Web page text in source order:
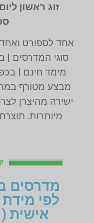
זוג ראשון
סוגי המדרסים |
מימד חינם |
מבצע מטורף
ישירה מהיצרן
מיותרות.
לפי
אישית (1+1+1 חינם)